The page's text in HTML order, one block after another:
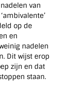
van
op de
en
nadelen
Dit wijst erop
zijn en dat
staan.